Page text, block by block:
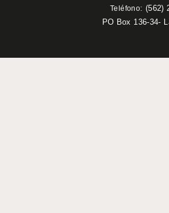
Teléfono: (562)
PO Box 136-34-